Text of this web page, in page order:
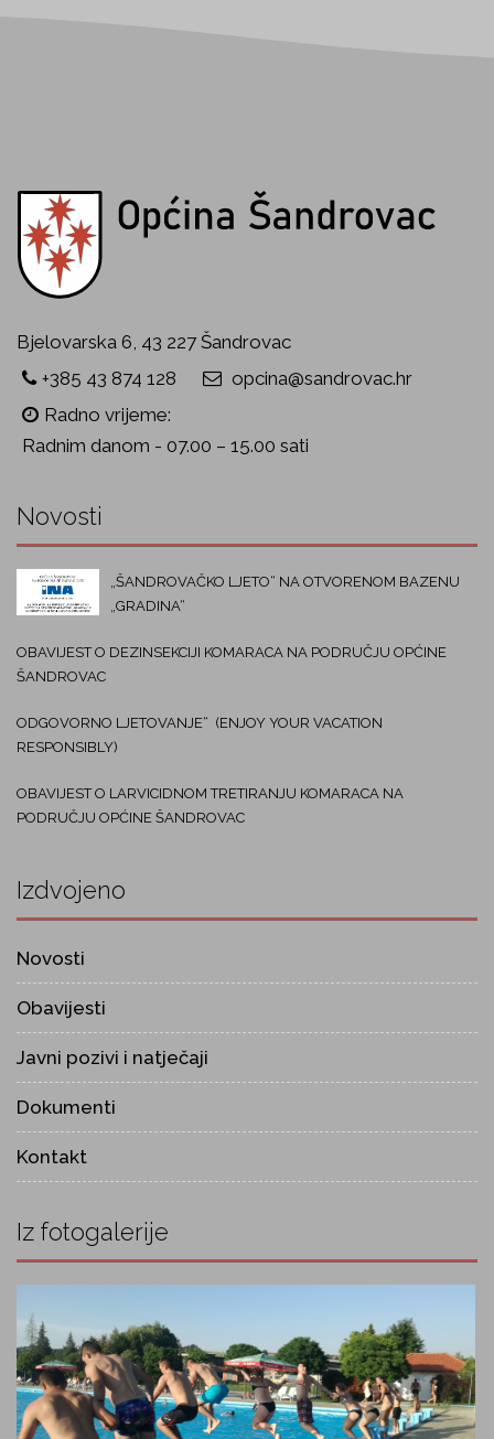
Bjelovarska 6, 43 227 Šandrovac
+385 43 874 128
opcina@sandrovac.hr
Radno vrijeme:
Radnim danom - 07.00 – 15.00 sati
Novosti
„ŠANDROVAČKO LJETO“ NA OTVORENOM BAZENU
„GRADINA“
OBAVIJEST O DEZINSEKCIJI KOMARACA NA PODRUČJU OPĆINE
ŠANDROVAC
ODGOVORNO LJETOVANJE“ (ENJOY YOUR VACATION
RESPONSIBLY)
OBAVIJEST O LARVICIDNOM TRETIRANJU KOMARACA NA
PODRUČJU OPĆINE ŠANDROVAC
Izdvojeno
Novosti
Obavijesti
Javni pozivi i natječaji
Dokumenti
Kontakt
Iz fotogalerije